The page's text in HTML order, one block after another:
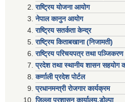
राष्ट्रिय योजना आयोग
नेपाल कानुन आयोग
राष्ट्रिय सतर्कता केन्द्र
राष्ट्रिय किताबखाना (निजामती)
राष्ट्रिय परिचयपत्र तथा पञ्जिकरण
प्रदेश तथा स्थानीय शासन सहयाेग
कर्णाली प्रदेश पोर्टल
प्रधानमन्त्री राेजगार कार्यक्रम
जिल्ला प्रशासन कार्यालय,डोल्पा